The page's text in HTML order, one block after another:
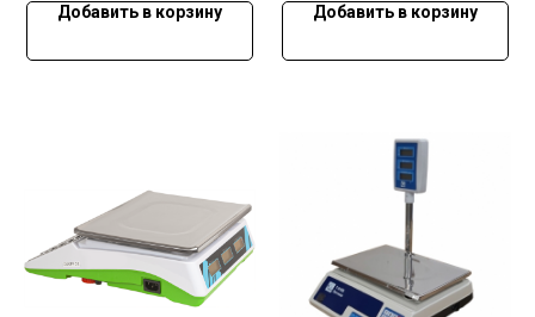
Добавить в корзину Добавить в корзину